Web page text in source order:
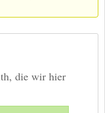
die wir hier